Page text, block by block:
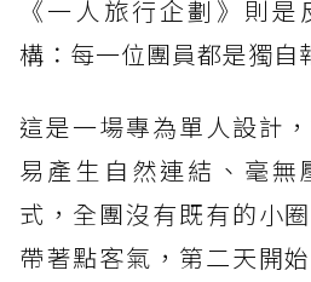
《一人旅行企劃》則
構：每一位團員都是獨自
這是一場專為單人設計
易產生自然連結、毫無
式，全團沒有既有的小
帶著點客氣，第二天開